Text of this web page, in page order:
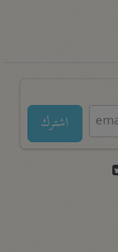
اشترك